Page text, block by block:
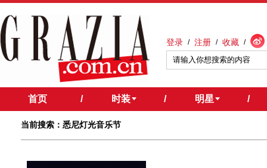
登录 / 注册 / 收藏 /
首页 / 时装 / 明星 /
当前搜索：悉尼灯光音乐节